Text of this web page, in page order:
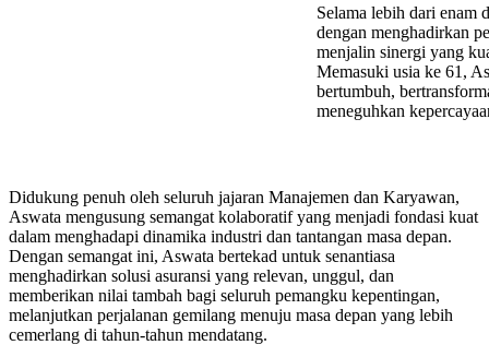
Selama lebih dari enam
dengan menghadirkan
menjalin sinergi yang
Memasuki usia ke 61,
bertumbuh,
meneguhkan
Didukung penuh oleh seluruh jajaran Manajemen dan Karyawan,
Aswata mengusung semangat kolaboratif yang menjadi fondasi kuat
dalam menghadapi dinamika industri dan tantangan masa depan.
Dengan semangat ini, Aswata bertekad untuk senantiasa
menghadirkan solusi asuransi yang relevan, unggul, dan
memberikan nilai tambah bagi seluruh pemangku kepentingan,
melanjutkan perjalanan gemilang menuju masa depan yang lebih
cemerlang di tahun-tahun mendatang.